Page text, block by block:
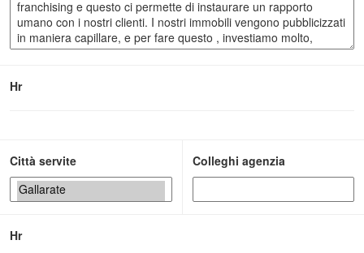
Hr
Città servite Colleghi agenzia
Hr